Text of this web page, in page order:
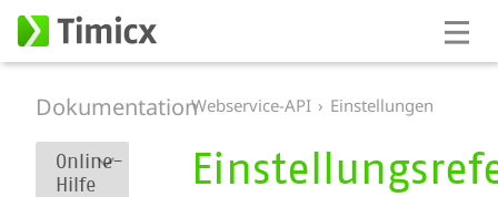
Dokumentation
Online-
Hilfe
Webservice-API Einstellungen